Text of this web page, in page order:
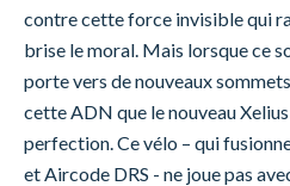
contre cette force invisible qui
brise le moral. Mais lorsque ce
porte vers de nouveaux
cette ADN que le nouveau
perfection. Ce vélo – qui
et Aircode DRS - ne joue pas